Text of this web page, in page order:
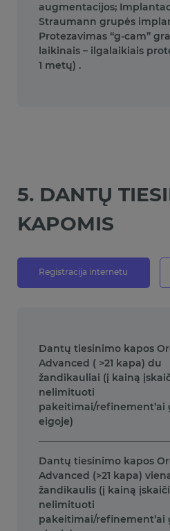
augmentacijos;
Straumann grupės
Protezavimas “g-cam”
laikinais – ilgalaikiais
1 metų) .
5. DANTŲ
KAPOMIS
Registracija internetu
Dantų tiesinimo kapos
Advanced ( >21 kapa) du
žandikauliai (į kainą
nelimituoti
pakeitimai/refinement’ai
eigoje)
Dantų tiesinimo kapos
Advanced (>21 kapa)
žandikaulis (į kainą
nelimituoti
pakeitimai/refinement’ai